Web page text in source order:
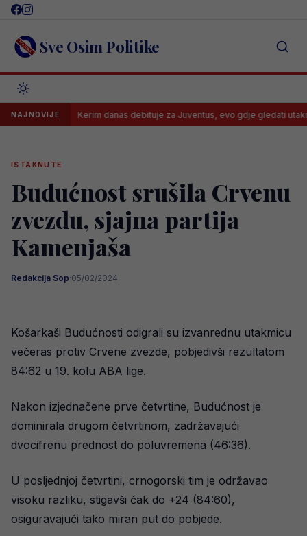
Skip
content Sve Osim Politike
NAJNOVIJEKerim danas debituje za Juventus, evo gdje gledati utakmicu i
ISTAKNUTE
Budućnost srušila Crvenu
zvezdu, sjajna partija
Kamenjaša
Redakcija Sop·05/02/2024
Košarkaši Budućnosti odigrali su izvanrednu utakmicu
večeras protiv Crvene zvezde, pobjedivši rezultatom
84:62 u 19. kolu ABA lige.
Nakon izjednačene prve četvrtine, Budućnost je
dominirala drugom četvrtinom, zadržavajući
dvocifrenu prednost do poluvremena (46:36).
U posljednjoj četvrtini, crnogorski tim je održavao
visoku razliku, stigavši čak do +24 (84:60),
osiguravajući tako miran put do pobjede.